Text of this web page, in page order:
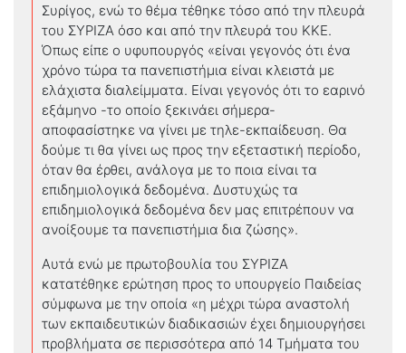
Συρίγος, ενώ το θέμα τέθηκε τόσο από την πλευρά
του ΣΥΡΙΖΑ όσο και από την πλευρά του ΚΚΕ.
Όπως είπε ο υφυπουργός «είναι γεγονός ότι ένα
χρόνο τώρα τα πανεπιστήμια είναι κλειστά με
ελάχιστα διαλείμματα. Είναι γεγονός ότι το εαρινό
εξάμηνο -το οποίο ξεκινάει σήμερα-
αποφασίστηκε να γίνει με τηλε-εκπαίδευση. Θα
δούμε τι θα γίνει ως προς την εξεταστική περίοδο,
όταν θα έρθει, ανάλογα με το ποια είναι τα
επιδημιολογικά δεδομένα. Δυστυχώς τα
επιδημιολογικά δεδομένα δεν μας επιτρέπουν να
ανοίξουμε τα πανεπιστήμια δια ζώσης».
Αυτά ενώ με πρωτοβουλία του ΣΥΡΙΖΑ
κατατέθηκε ερώτηση προς το υπουργείο Παιδείας
σύμφωνα με την οποία «η μέχρι τώρα αναστολή
των εκπαιδευτικών διαδικασιών έχει δημιουργήσει
προβλήματα σε περισσότερα από 14 Τμήματα του